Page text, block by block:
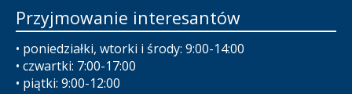
Przyjmowanie interesantów
• poniedziałki, wtorki i środy: 9:00-14:00
• czwartki: 7:00-17:00
• piątki: 9:00-12:00